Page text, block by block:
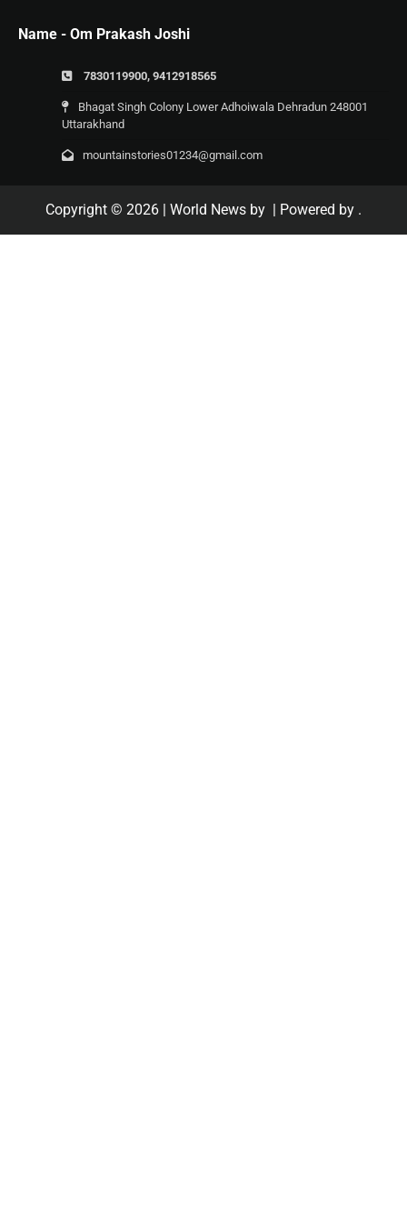
Name - Om Prakash Joshi
7830119900, 9412918565
Bhagat Singh Colony Lower Adhoiwala Dehradun 248001
Uttarakhand
mountainstories01234@gmail.com
Copyright © 2026 | World News by | Powered by .